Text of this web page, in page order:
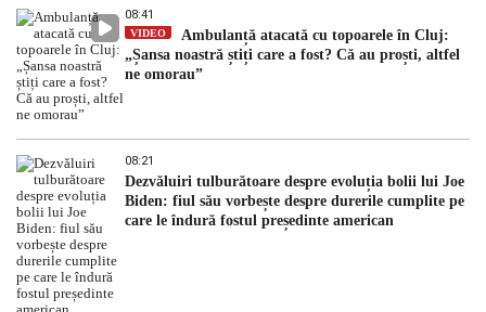
08:41
VIDEO
Ambulanță atacată cu topoarele în Cluj:
„Șansa noastră știți care a fost? Că au proști, altfel
ne omorau”
08:21
Dezvăluiri tulburătoare despre evoluția bolii lui Joe
Biden: fiul său vorbește despre durerile cumplite pe
care le îndură fostul președinte american